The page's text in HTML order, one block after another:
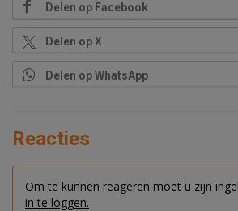
Delen op Facebook
Delen op X
Delen op WhatsApp
Reacties
Om te kunnen reageren moet u zijn
in te loggen.